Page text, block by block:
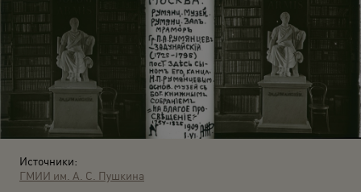
Источники:
ГМИИ им. А. С. Пушкина